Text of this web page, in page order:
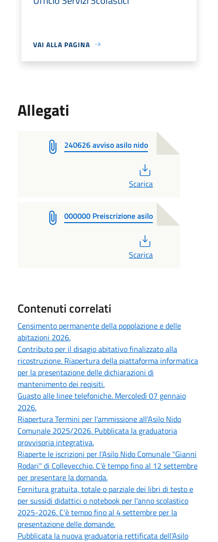
VAI ALLA PAGINA
Allegati
240626 avviso asilo nido
Scarica
000000 Preiscrizione asilo
Scarica
Contenuti correlati
Censimento permanente della popolazione e delle
abitazioni 2026.
Contributo per il disagio abitativo finalizzato alla
ricostruzione. Riapertura della piattaforma informatica
per la presentazione delle dichiarazioni di
mantenimento dei reqisiti.
Guasto alle linee telefoniche. Mercoledì 07 gennaio
2026.
Riapertura Termini per l'ammissione all'Asilo Nido
Comunale 2025/2026. Pubblicata la graduatoria
provvisoria integrativa.
Riaperte le iscrizioni per l'Asilo Nido Comunale "Gianni
Rodari" di Collevecchio. C'è tempo fino al 12 settembre
per presentare la domanda.
Fornitura gratuita, totale o parziale dei libri di testo e
per sussidi didattici o notebook per l'anno scolastico
2025-2026. C'è tempo fino al 4 settembre per la
presentazione delle domande.
Pubblicata la nuova graduatoria rettificata dell'Asilo